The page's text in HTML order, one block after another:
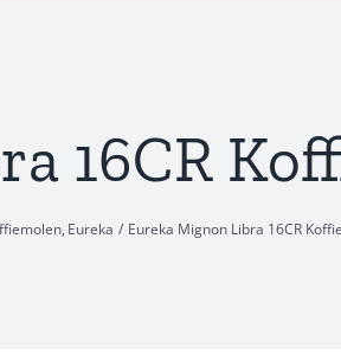
16CR
Eureka Eureka Mignon Libra 16CR